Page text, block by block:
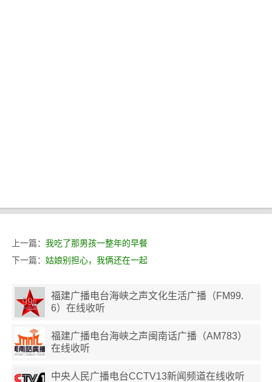
上一篇： 我吃了那男孩一整年的早餐
下一篇： 姑娘别担心，我俩还在一起
福建广播电台海峡之声文化生活广播（FM99.
6）在线收听
福建广播电台海峡之声闽南话广播（AM783）
在线收听
中央人民广播电台CCTV13新闻频道在线收听